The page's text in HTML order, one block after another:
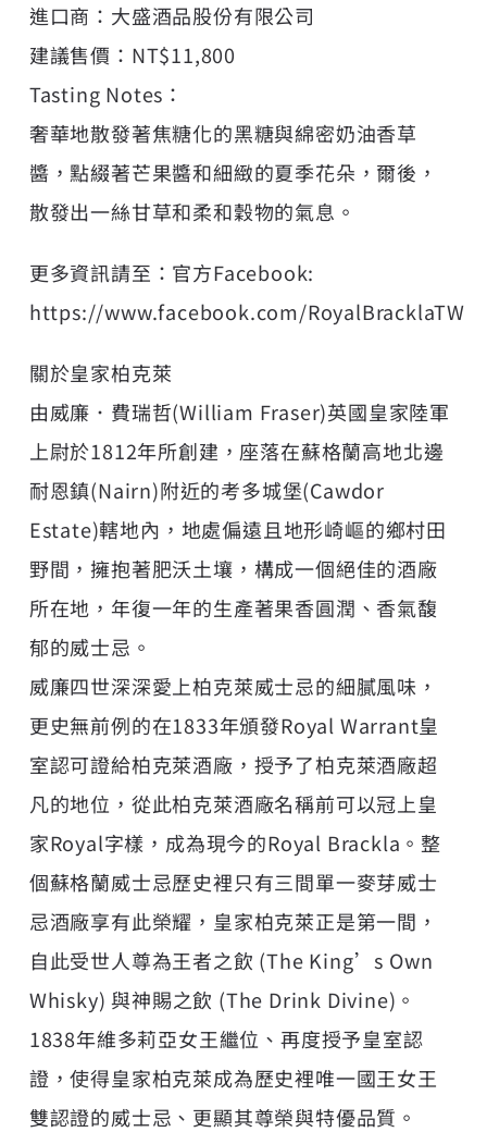
進口商：大盛酒品股份有限公司
建議售價：NT$11,800
Tasting Notes：
奢華地散發著焦糖化的黑糖與綿密奶油香草
醬，點綴著芒果醬和細緻的夏季花朵，爾後，
散發出一絲甘草和柔和穀物的氣息。
更多資訊請至：官方Facebook:
https://www.facebook.com/RoyalBracklaTW
關於皇家柏克萊
由威廉．費瑞哲(William Fraser)英國皇家陸軍
上尉於1812年所創建，座落在蘇格蘭高地北邊
耐恩鎮(Nairn)附近的考多城堡(Cawdor
Estate)轄地內，地處偏遠且地形崎嶇的鄉村田
野間，擁抱著肥沃土壤，構成一個絕佳的酒廠
所在地，年復一年的生產著果香圓潤、香氣馥
郁的威士忌。
威廉四世深深愛上柏克萊威士忌的細膩風味，
更史無前例的在1833年頒發Royal Warrant皇
室認可證給柏克萊酒廠，授予了柏克萊酒廠超
凡的地位，從此柏克萊酒廠名稱前可以冠上皇
家Royal字樣，成為現今的Royal Brackla。整
個蘇格蘭威士忌歷史裡只有三間單一麥芽威士
忌酒廠享有此榮耀，皇家柏克萊正是第一間，
自此受世人尊為王者之飲 (The King’s Own
Whisky) 與神賜之飲 (The Drink Divine)。
1838年維多莉亞女王繼位、再度授予皇室認
證，使得皇家柏克萊成為歷史裡唯一國王女王
雙認證的威士忌、更顯其尊榮與特優品質。